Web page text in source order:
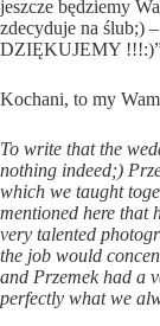
jeszcze będziemy
zdecyduje na ślub;)
DZIĘKUJEMY
Kochani, to my
To write that the
nothing indeed;)
which we taught
mentioned here that
very talented
the job would
and Przemek had a
perfectly what we